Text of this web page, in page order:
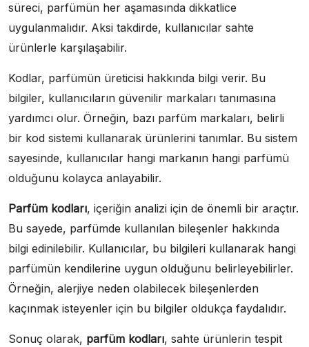
süreci, parfümün her aşamasında dikkatlice
uygulanmalıdır. Aksi takdirde, kullanıcılar sahte
ürünlerle karşılaşabilir.
Kodlar, parfümün üreticisi hakkında bilgi verir. Bu
bilgiler, kullanıcıların güvenilir markaları tanımasına
yardımcı olur. Örneğin, bazı parfüm markaları, belirli
bir kod sistemi kullanarak ürünlerini tanımlar. Bu sistem
sayesinde, kullanıcılar hangi markanın hangi parfümü
olduğunu kolayca anlayabilir.
Parfüm kodları, içeriğin analizi için de önemli bir araçtır.
Bu sayede, parfümde kullanılan bileşenler hakkında
bilgi edinilebilir. Kullanıcılar, bu bilgileri kullanarak hangi
parfümün kendilerine uygun olduğunu belirleyebilirler.
Örneğin, alerjiye neden olabilecek bileşenlerden
kaçınmak isteyenler için bu bilgiler oldukça faydalıdır.
Sonuç olarak, parfüm kodları, sahte ürünlerin tespit